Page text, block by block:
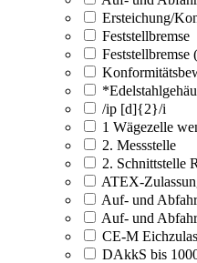
Ersteichung/
Feststellbremse
Feststellbremse
/ip [d]{2}/i
1 Wägezelle
2. Messstelle
2. Schnittstelle
ATEX-
Auf- und
Auf- und
CE-M
DAkkS bis